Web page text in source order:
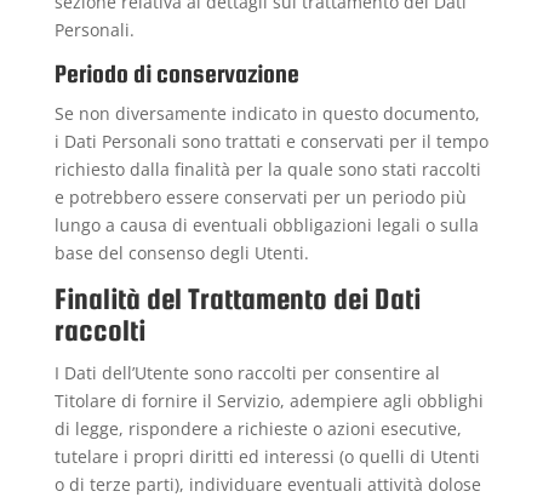
Personali.
Periodo di conservazione
Se non diversamente indicato in questo documento,
i Dati Personali sono trattati e conservati per il tempo
richiesto dalla finalità per la quale sono stati raccolti
e potrebbero essere conservati per un periodo più
lungo a causa di eventuali obbligazioni legali o sulla
base del consenso degli Utenti.
Finalità del Trattamento dei Dati
raccolti
I Dati dell’Utente sono raccolti per consentire al
Titolare di fornire il Servizio, adempiere agli obblighi
di legge, rispondere a richieste o azioni esecutive,
tutelare i propri diritti ed interessi (o quelli di Utenti
o di terze parti), individuare eventuali attività dolose